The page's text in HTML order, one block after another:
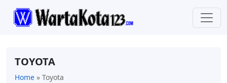
TOYOTA
Home » Toyota